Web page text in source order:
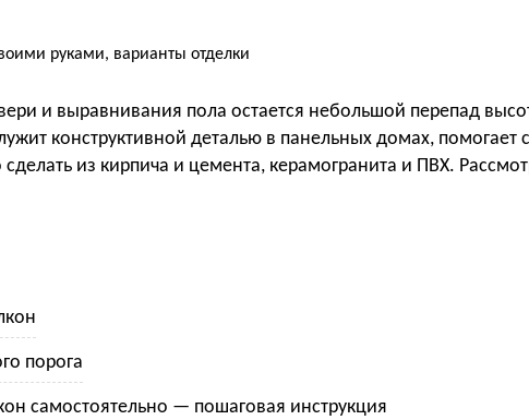
и выравнивания пола остается небольшой перепад
конструктивной деталью в панельных домах, помогает
из кирпича и цемента, керамогранита и ПВХ.
порога
самостоятельно — пошаговая инструкция